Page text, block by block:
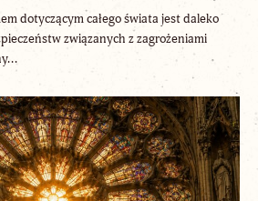
dotyczącym całego świata jest daleko
związanych z zagrożeniami